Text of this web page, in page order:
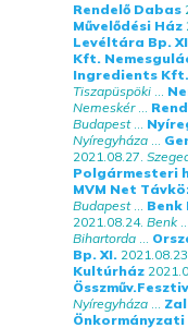
Rendelő Dabas
Művelődési Ház
Levéltára Bp.
Kft.
Ingredients
Tiszapüspöki ...
Nemeskér...
Budapest...
Nyíregyháza ...
2021.08.27.
Polgármesteri
MVM Net
Budapest...
2021.08.24. Benk ...
Bihartorda ...
Bp. XI.
Kultúrház
Nyíregyháza ...
Önkormányzati